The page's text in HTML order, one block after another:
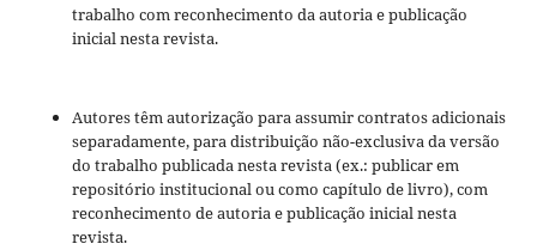
trabalho com reconhecimento da autoria e publicação
inicial nesta revista.
Autores têm autorização para assumir contratos adicionais
separadamente, para distribuição não-exclusiva da versão
do trabalho publicada nesta revista (ex.: publicar em
repositório institucional ou como capítulo de livro), com
reconhecimento de autoria e publicação inicial nesta
revista.